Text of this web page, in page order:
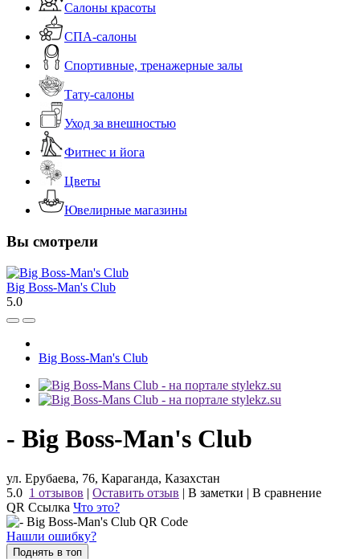
Салоны красоты
СПА-салоны
Спортивные, тренажерные залы
Тату-салоны
Уход за внешностью
Фитнес и йога
Цветы
Ювелирные магазины
Вы смотрели
Big Boss-Man's Club
5.0
Big Boss-Man's Club
- Big Boss-Man's Club
ул. Ерубаева, 76, Караганда, Казахстан
5.0 1 отзывов | Оставить отзыв | В заметки | В сравнение
QR Ссылка Что это?
Нашли ошибку?
Поднять в топ